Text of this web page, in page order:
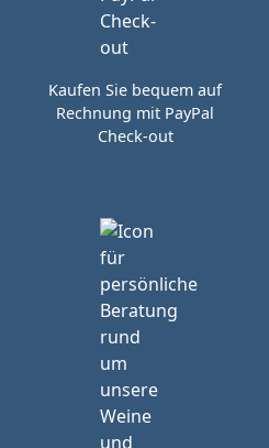
Kaufen Sie bequem auf
Rechnung mit PayPal
Check-out